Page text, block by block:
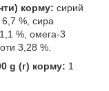
корму: сирий
%, сира
%, омега-3
3,28 %.
g (г) корму: 1